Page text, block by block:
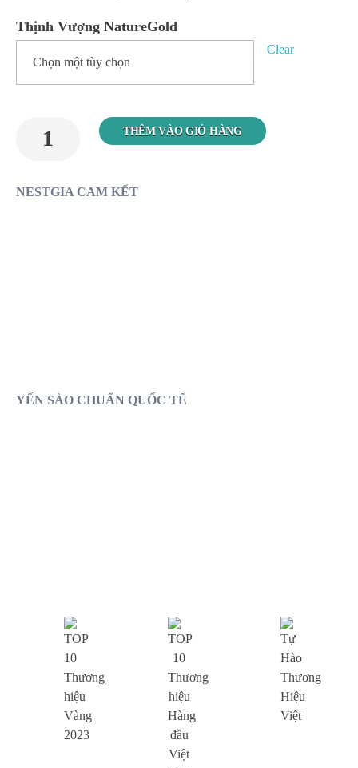
Thịnh Vượng NatureGold
Clear
THÊM VÀO GIỎ HÀNG
NESTGIA CAM KẾT
YẾN SÀO CHUẨN QUỐC TẾ